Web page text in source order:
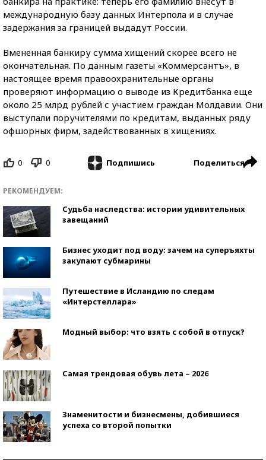
международную базу данных Интерпола и в случае
задержания за границей выдадут России.
Вмененная банкиру сумма хищений скорее всего не
окончательная. По данным газеты «Коммерсантъ», в
настоящее время правоохранительные органы
проверяют информацию о выводе из Кредитбанка еще
около 25 млрд рублей с участием граждан Молдавии. Они
выступали поручителями по кредитам, выданных ряду
офшорных фирм, задействованных в хищениях.
0 0 Подпишись Поделиться
РЕКОМЕНДУЕМ:
Судьба наследства: истории удивительных
завещаний
Бизнес уходит под воду: зачем на суперъяхты
закупают субмарины
Путешествие в Исландию по следам
«Интерстеллара»
Модный выбор: что взять с собой в отпуск?
Самая трендовая обувь лета – 2026
Знаменитости и бизнесмены, добившиеся
успеха со второй попытки